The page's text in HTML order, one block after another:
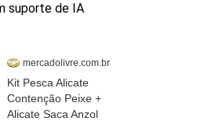
suporte de IA
mercadolivre.com.br
Kit Pesca Alicate
Contenção Peixe +
Alicate Saca Anzol